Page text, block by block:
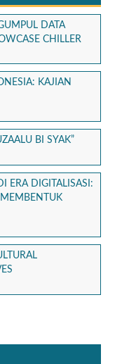
DATA
CHILLER
KAJIAN
BI SYAK”
ERA DIGITALISASI: